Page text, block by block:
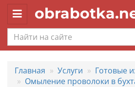
Toggle
navigation
Главная Услуги
Готовые
Омыление проволоки в